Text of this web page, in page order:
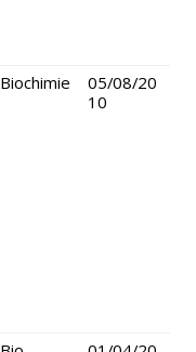
Biochimie
05/08/20
10